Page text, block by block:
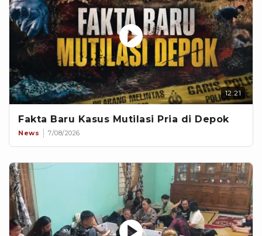
12:21
Fakta Baru Kasus Mutilasi Pria di Depok
News 7/08/2026